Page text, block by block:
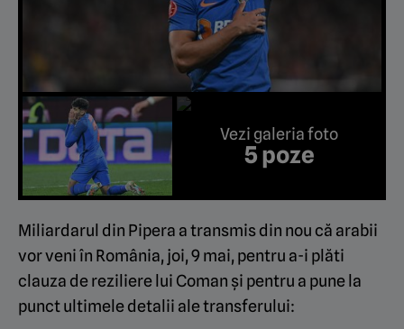
Vezi galeria foto
5 poze
Miliardarul din Pipera a transmis din nou că arabii
vor veni în România, joi, 9 mai, pentru a-i plăti
clauza de reziliere lui Coman și pentru a pune la
punct ultimele detalii ale transferului: